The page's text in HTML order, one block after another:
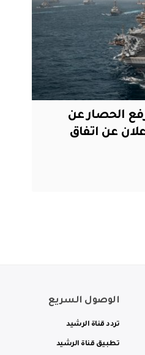
الحصار عن
عن اتفاق
الوصول السريع
تردد قناة الرشيد
تطبيق قناة الرشيد